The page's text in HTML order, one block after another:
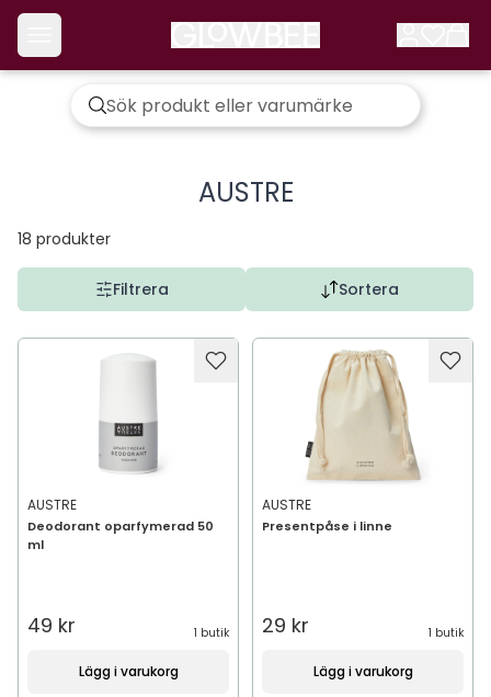
AUSTRE
18 produkter
Filtrera Sortera
AUSTRE
Deodorant oparfymerad 50
ml
49 kr 1 butik
Lägg i varukorg
AUSTRE
Presentpåse i linne
29 kr 1 butik
Lägg i varukorg